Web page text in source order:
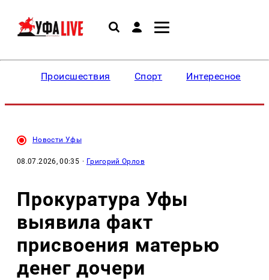
Происшествия Спорт Интересное
Новости Уфы
08.07.2026, 00:35 · Григорий Орлов
Прокуратура Уфы
выявила факт
присвоения матерью
денег дочери